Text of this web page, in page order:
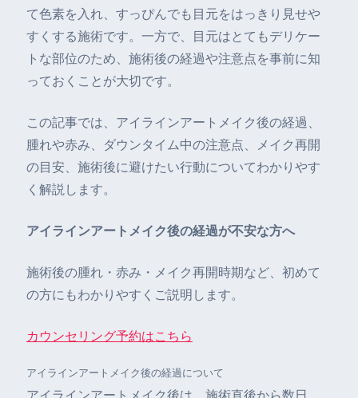
て色素を入れ、すっぴんでも目元をはっきり見せや
すくする施術です。一方で、目元はとてもデリケー
トな部位のため、施術後の経過や注意点を事前に知
っておくことが大切です。
この記事では、アイラインアートメイク後の経過、
腫れや赤み、ダウンタイム中の注意点、メイク再開
の目安、施術後に避けたい行動についてわかりやす
く解説します。
アイラインアートメイク後の経過が不安な方へ
施術後の腫れ・赤み・メイク再開時期など、初めて
の方にもわかりやすくご説明します。
カウンセリング予約はこちら
アイラインアートメイク後の経過について
アイラインアートメイク後は、施術直後から数日